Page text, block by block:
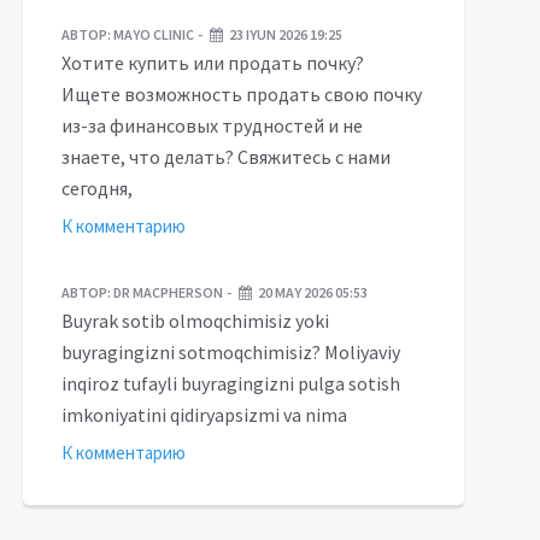
АВТОР: MAYO CLINIC 23 IYUN 2026 19:25
Хотите купить или продать почку?
Ищете возможность продать свою почку
из-за финансовых трудностей и не
знаете, что делать? Свяжитесь с нами
сегодня,
К комментарию
АВТОР: DR MACPHERSON 20 MAY 2026 05:53
Buyrak sotib olmoqchimisiz yoki
buyragingizni sotmoqchimisiz? Moliyaviy
inqiroz tufayli buyragingizni pulga sotish
imkoniyatini qidiryapsizmi va nima
К комментарию